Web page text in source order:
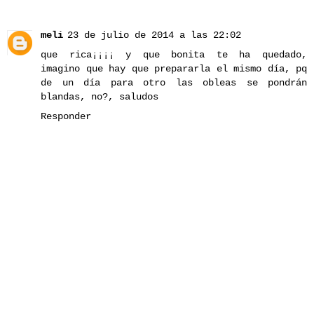
meli 23 de julio de 2014 a las 22:02
que rica¡¡¡¡ y que bonita te ha quedado,
imagino que hay que prepararla el mismo día, pq
de un día para otro las obleas se pondrán
blandas, no?, saludos
Responder